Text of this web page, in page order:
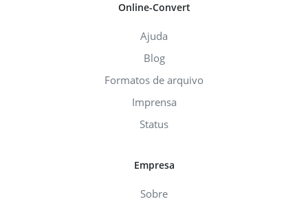
Online-Convert
Ajuda
Blog
Formatos de arquivo
Imprensa
Status
Empresa
Sobre